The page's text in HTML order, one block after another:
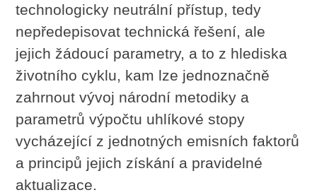
technologicky neutrální přístup, tedy
nepředepisovat technická řešení, ale
jejich žádoucí parametry, a to z hlediska
životního cyklu, kam lze jednoznačně
zahrnout vývoj národní metodiky a
parametrů výpočtu uhlíkové stopy
vycházející z jednotných emisních faktorů
a principů jejich získání a pravidelné
aktualizace.